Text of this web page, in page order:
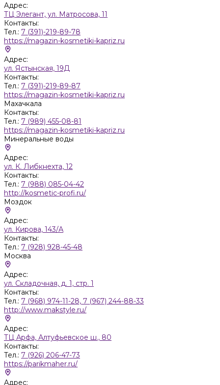
Адрес:
ТЦ Элегант, ул. Матросова, 11
Контакты:
Тел.: 7 (391)-219-89-78
https://magazin-kosmetiki-kapriz.ru
Адрес:
ул. Ястынская, 19Д
Контакты:
Тел.: 7 (391)-219-89-87
https://magazin-kosmetiki-kapriz.ru
Махачкала
Контакты:
Тел.: 7 (989) 455-08-81
https://magazin-kosmetiki-kapriz.ru
Минеральные воды
Адрес:
ул. К. Либкнехта, 12
Контакты:
Тел.: 7 (988) 085-04-42
http://kosmetic-profi.ru/
Моздок
Адрес:
ул. Кирова, 143/А
Контакты:
Тел.: 7 (928) 928-45-48
Москва
Адрес:
ул. Складочная, д. 1, стр. 1
Контакты:
Тел.: 7 (968) 974-11-28, 7 (967) 244-88-33
http://www.makstyle.ru/
Адрес:
ТЦ Арфа, Алтуфьевское ш., 80
Контакты:
Тел.: 7 (926) 206-47-73
https://parikmaher.ru/
Адрес: